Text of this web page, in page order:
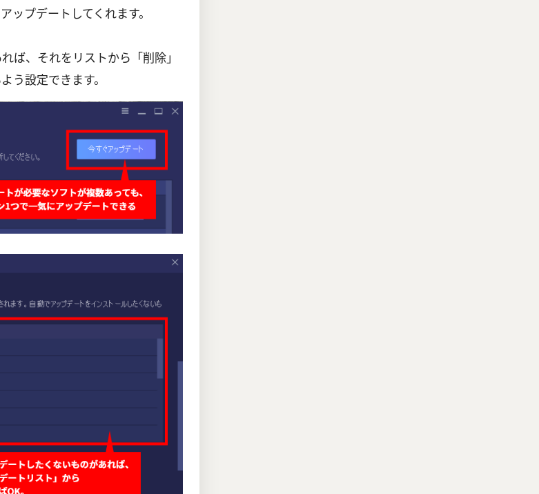
ップデートしてくれます。
ば、それをリストから「削除」
う設定できます。